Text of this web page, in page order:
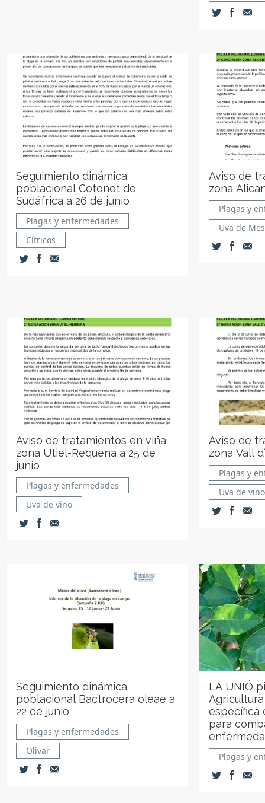
Seguimiento dinámica
poblacional Cotonet de
Sudáfrica a 26 de junio
Plagas y enfermedades
Cítricos
Aviso de
zona
Plagas y
Uva de
Aviso de tratamientos en viña
zona Utiel-Requena a 25 de
junio
Plagas y enfermedades
Uva de vino
Aviso de
zona Vall
Plagas y
Uva de vino
Seguimiento dinámica
poblacional Bactrocera oleae a
22 de junio
Plagas y enfermedades
Olivar
LA UNIÓ
específica
para
Plagas y